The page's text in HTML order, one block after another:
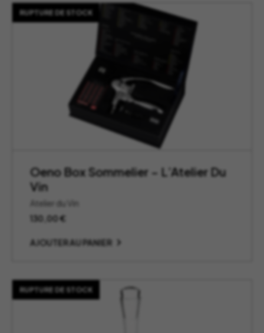
RUPTURE DE STOCK
Oeno Box Sommelier – L’Atelier Du
Vin
Atelier du Vin
130,00€
AJOUTER AU PANIER
RUPTURE DE STOCK